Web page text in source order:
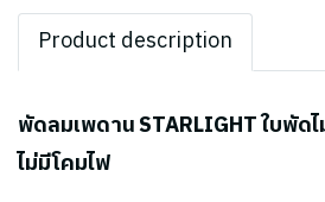
Product description
พัดลมเพดาน STARLIGHT ใบพัด
ไม่มีโคมไฟ